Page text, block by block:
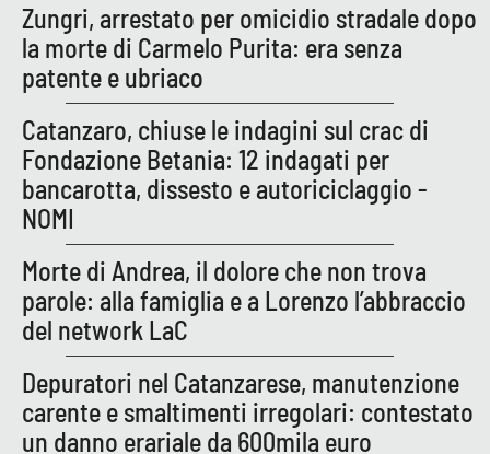
PROGETTI
SPECIALI
Buona Sanità Calabria
LA
CALABRIAVISIONE
Destinazioni
Eventi
Storie
Zungri, arrestato per omicidio stradale dopo
la morte di Carmelo Purita: era senza
patente e ubriaco
Catanzaro, chiuse le indagini sul crac di
Fondazione Betania: 12 indagati per
bancarotta, dissesto e autoriciclaggio -
NOMI
Morte di Andrea, il dolore che non trova
parole: alla famiglia e a Lorenzo l’abbraccio
del network LaC
Depuratori nel Catanzarese, manutenzione
carente e smaltimenti irregolari: contestato
un danno erariale da 600mila euro